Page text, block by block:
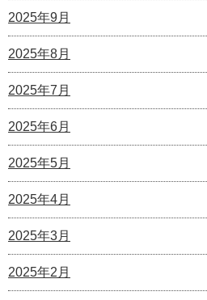
2025年9月
2025年8月
2025年7月
2025年6月
2025年5月
2025年4月
2025年3月
2025年2月